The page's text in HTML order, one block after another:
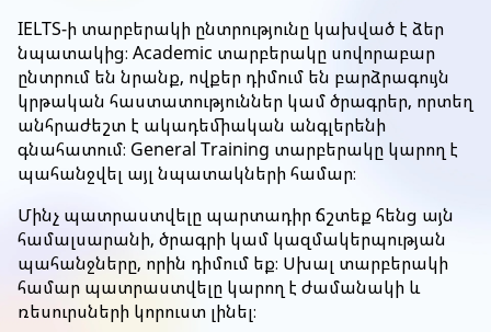
IELTS-ի տարբերակի ընտրությունը կախված է ձեր
նպատակից։ Academic տարբերակը սովորաբար
ընտրում են նրանք, ովքեր դիմում են բարձրագույն
կրթական հաստատություններ կամ ծրագրեր, որտեղ
անհրաժեշտ է ակադեմիական անգլերենի
գնահատում։ General Training տարբերակը կարող է
պահանջվել այլ նպատակների համար։
Մինչ պատրաստվելը պարտադիր ճշտեք հենց այն
համալսարանի, ծրագրի կամ կազմակերպության
պահանջները, որին դիմում եք։ Սխալ տարբերակի
համար պատրաստվելը կարող է ժամանակի և
ռեսուրսների կորուստ լինել։